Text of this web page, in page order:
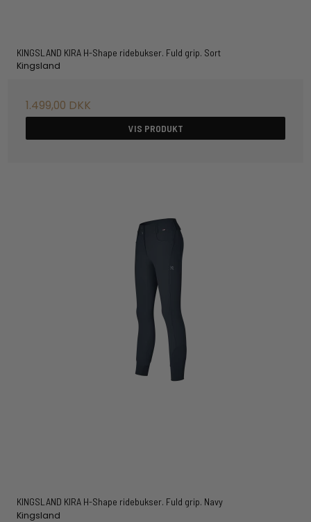
KINGSLAND KIRA H-Shape ridebukser. Fuld grip. Sort
Kingsland
1.499,00 DKK
VIS PRODUKT
KINGSLAND KIRA H-Shape ridebukser. Fuld grip. Navy
Kingsland